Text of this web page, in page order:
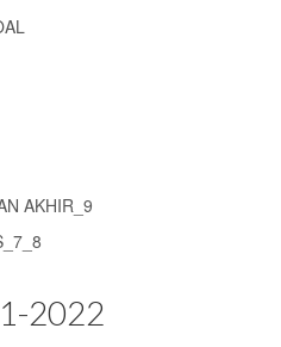
AKHIR_9
2022